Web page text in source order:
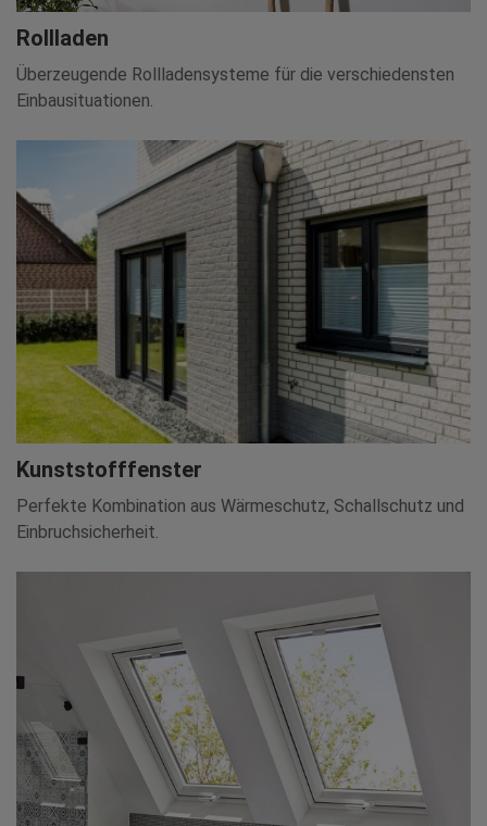
Rollladen
Überzeugende Rollladensysteme für die verschiedensten
Einbausituationen.
Kunststofffenster
Perfekte Kombination aus Wärmeschutz, Schallschutz und
Einbruchsicherheit.